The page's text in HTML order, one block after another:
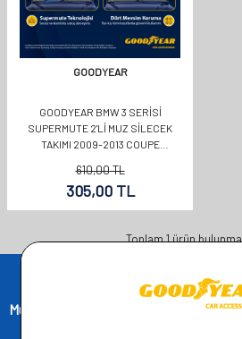
GOODYEAR
GOODYEAR BMW 3 SERISI
SUPERMUTE 2'LI MUZ SILECEK
TAKIMI 2009-2013 COUPE
610,00TL
305,00TL
Toplam1ürün
Müşteri Hizmetleri